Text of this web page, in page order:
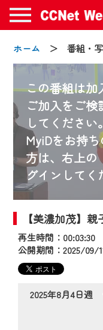
ホーム ＞ 番組・写
この番組は加
ご加入をご
してください
MyiDをお持
方は、右上の
グインしてく
【美濃加茂】
再生時間：
公開期間：2025/09/
2025年8月4日週
2024/09/02
動画配信サービ
年9月24日から
【変更点】
◆デザイン変
の動画コンテ
◆当社アプリ
でも・どこで